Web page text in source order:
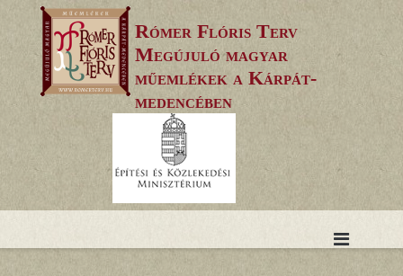
to
content
Rómer Flóris Terv
Megújuló magyar
műemlékek a Kárpát-
medencében